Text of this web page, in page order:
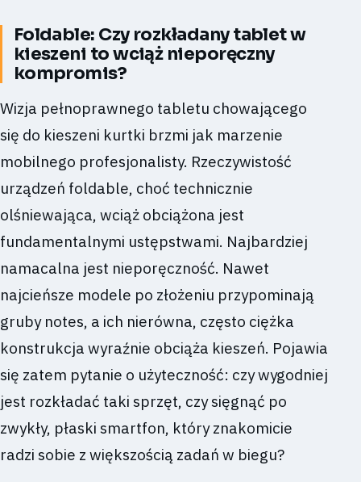
Foldable: Czy rozkładany tablet w
kieszeni to wciąż nieporęczny
kompromis?
Wizja pełnoprawnego tabletu chowającego
się do kieszeni kurtki brzmi jak marzenie
mobilnego profesjonalisty. Rzeczywistość
urządzeń foldable, choć technicznie
olśniewająca, wciąż obciążona jest
fundamentalnymi ustępstwami. Najbardziej
namacalna jest nieporęczność. Nawet
najcieńsze modele po złożeniu przypominają
gruby notes, a ich nierówna, często ciężka
konstrukcja wyraźnie obciąża kieszeń. Pojawia
się zatem pytanie o użyteczność: czy wygodniej
jest rozkładać taki sprzęt, czy sięgnąć po
zwykły, płaski smartfon, który znakomicie
radzi sobie z większością zadań w biegu?